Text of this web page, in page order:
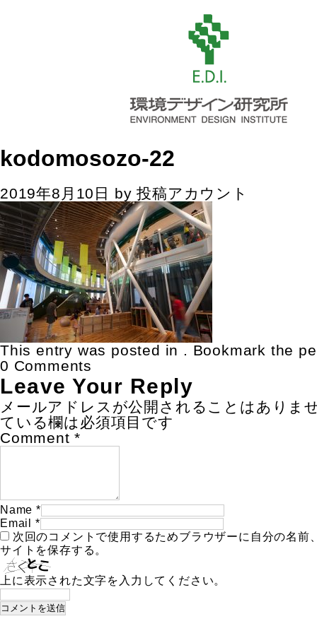
kodomosozo-22
2019年8月10日 by投稿アカウント
This entry was posted in . Bookmark the
0 Comments
Leave Your Reply
メールアドレスが公開されることはありま
ている欄は必須項目です
Comment *
Name *
Email
*
次回のコメントで使用するためブラウザーに自分の名前
サイトを保存する。
上に表示された文字を入力してください。